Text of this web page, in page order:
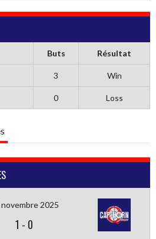
Buts Résultat
3 Win
0 Loss
novembre 2025
1 - 0